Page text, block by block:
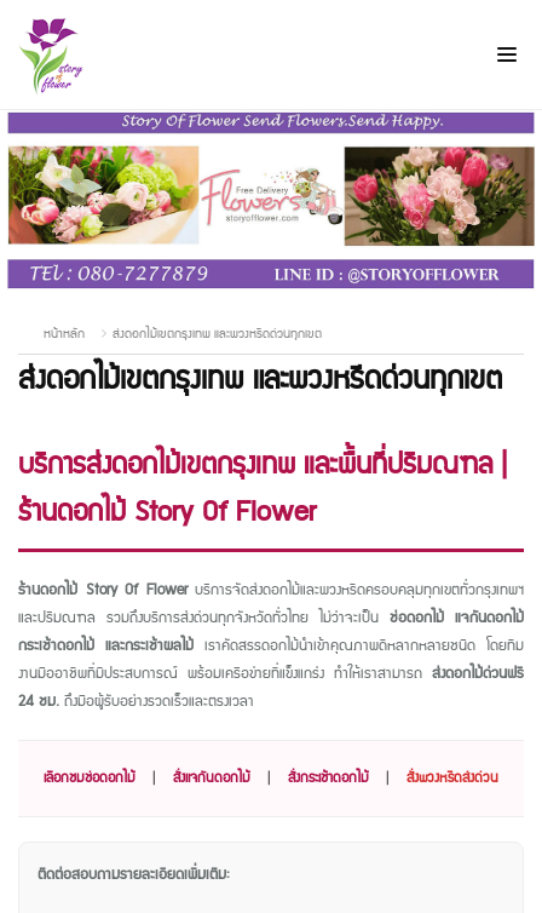
หน้าหลัก ส่งดอกไม้เขตกรุงเทพ และพวงหรีดด่วนทุกเขต
ส่งดอกไม้เขตกรุงเทพ และพวงหรีดด่วนทุกเขต
บริการส่งดอกไม้เขตกรุงเทพ และพื้นที่ปริมณฑล |
ร้านดอกไม้ Story Of Flower
ร้านดอกไม้ Story Of Flowerบริการจัดส่งดอกไม้และพวงหรีดครอบคลุมทุกเขตทั่วกรุงเทพฯ
และปริมณฑล รวมถึงบริการส่งด่วนทุกจังหวัดทั่วไทย ไม่ว่าจะเป็น ช่อดอกไม้ แจกันดอกไม้
กระเช้าดอกไม้ และกระเช้าผลไม้ เราคัดสรรดอกไม้นำเข้าคุณภาพดีหลากหลายชนิด โดยทีม
งานมืออาชีพที่มีประสบการณ์ พร้อมเครือข่ายที่แข็งแกร่ง ทำให้เราสามารถ ส่งดอกไม้ด่วนฟรี
24 ชม.ถึงมือผู้รับอย่างรวดเร็วและตรงเวลา
เลือกชมช่อดอกไม้ | สั่งแจกันดอกไม้ | สั่งกระเช้าดอกไม้ | สั่งพวงหรีดส่งด่วน
ติดต่อสอบถามรายละเอียดเพิ่มเติม: